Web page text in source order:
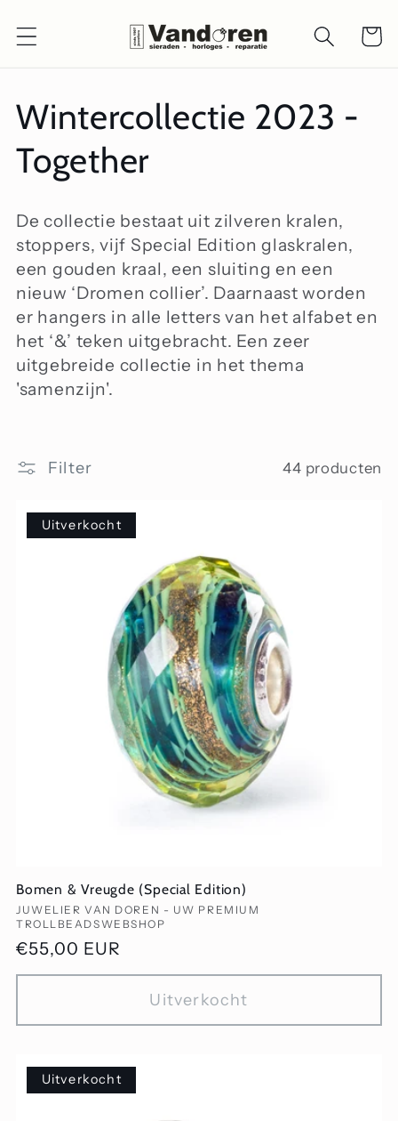
naar de
content
C
o
l
l
e
c
t
e
Wintercollectie 2023 -
Together
De collectie bestaat uit zilveren kralen,
stoppers, vijf Special Edition glaskralen,
een gouden kraal, een sluiting en een
nieuw ‘Dromen collier’. Daarnaast worden
er hangers in alle letters van het alfabet en
het ‘&’ teken uitgebracht. Een zeer
uitgebreide collectie in het thema
'samenzijn'.
Filter 44 producten
Uitverkocht
Bomen & Vreugde (Special Edition)
Verkoper:
JUWELIER VAN DOREN - UW PREMIUM
TROLLBEADSWEBSHOP
Normale
prijs
€55,00 EUR
Uitverkocht
Uitverkocht